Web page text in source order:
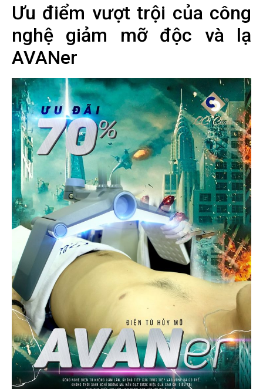
Ưu điểm vượt trội của công
nghệ giảm mỡ độc và lạ
AVANer